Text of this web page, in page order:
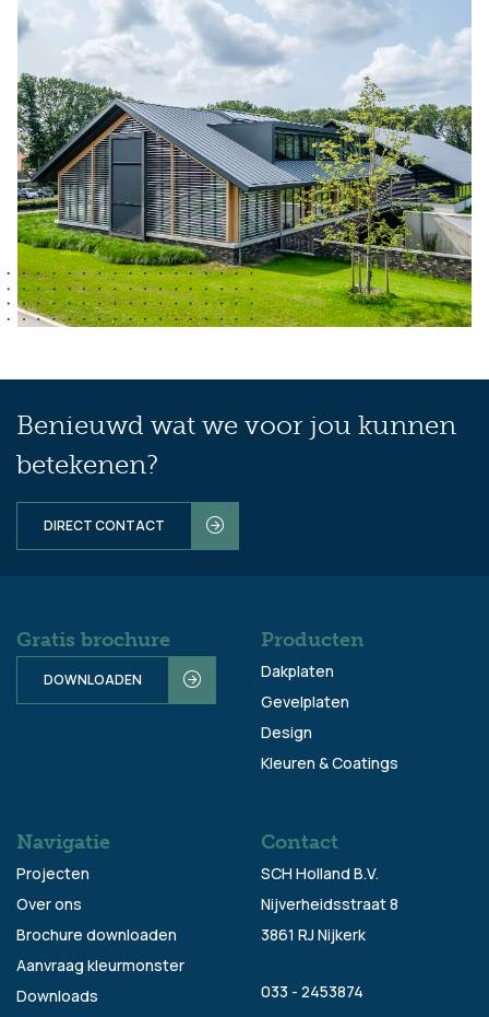
Benieuwd wat we voor jou kunnen
betekenen?
DIRECT CONTACT
Gratis brochure
DOWNLOADEN
Producten
Dakplaten
Gevelplaten
Design
Kleuren & Coatings
Navigatie
Projecten
Over ons
Brochure downloaden
Aanvraag kleurmonster
Downloads
Contact
SCH Holland B.V.
Nijverheidsstraat 8
3861 RJ Nijkerk
033 - 2453874